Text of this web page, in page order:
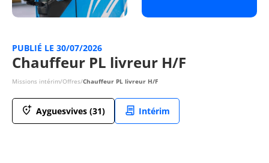
PUBLIÉ LE 30/07/2026
Chauffeur PL livreur H/F
Missions intérim/Offres/Chauffeur PL livreur H/F
Ayguesvives (31) Intérim